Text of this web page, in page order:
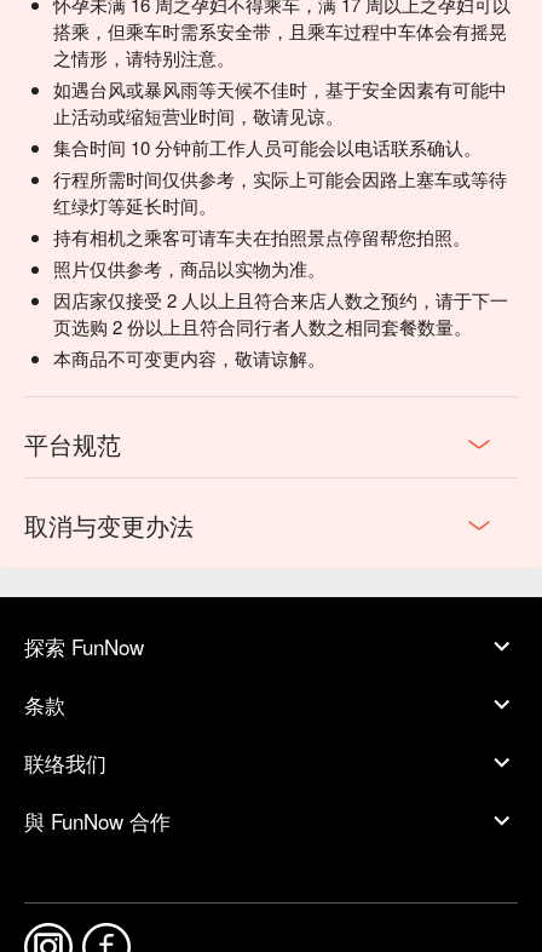
搭乘，但乘车时需系安全带，且乘车过程中车体会有摇晃
之情形，请特别注意。
如遇台风或暴风雨等天候不佳时，基于安全因素有可能中
止活动或缩短营业时间，敬请见谅。
集合时间 10 分钟前工作人员可能会以电话联系确认。
行程所需时间仅供参考，实际上可能会因路上塞车或等待
红绿灯等延长时间。
持有相机之乘客可请车夫在拍照景点停留帮您拍照。
照片仅供参考，商品以实物为准。
因店家仅接受 2 人以上且符合来店人数之预约，请于下一
页选购 2 份以上且符合同行者人数之相同套餐数量。
本商品不可变更内容，敬请谅解。
平台规范
取消与变更办法
探索 FunNow
条款
联络我们
與 FunNow 合作